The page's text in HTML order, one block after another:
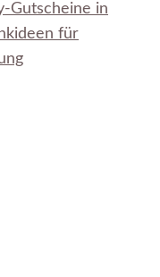
Gutscheine in
für